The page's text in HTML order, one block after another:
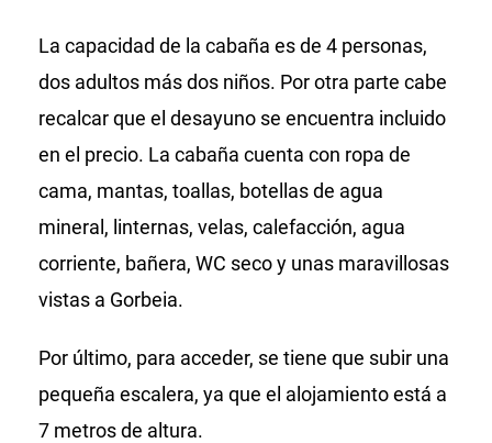
La capacidad de la cabaña es de 4 personas,
dos adultos más dos niños. Por otra parte cabe
recalcar que el desayuno se encuentra incluido
en el precio. La cabaña cuenta con ropa de
cama, mantas, toallas, botellas de agua
mineral, linternas, velas, calefacción, agua
corriente, bañera, WC seco y unas maravillosas
vistas a Gorbeia.
Por último, para acceder, se tiene que subir una
pequeña escalera, ya que el alojamiento está a
7 metros de altura.